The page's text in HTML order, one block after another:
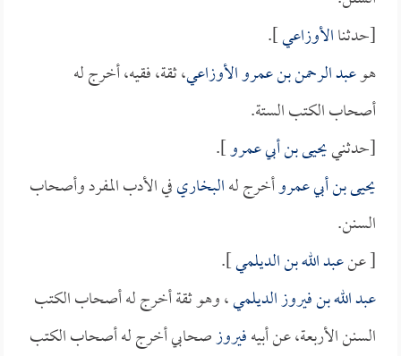
[حدثناالأوزاعي].
هوعبد الرحمن بن عمرو الأوزاعي، ثقة، فقيه، أخرج له
أصحاب الكتب الستة.
[حدثنييحيى بن أبي عمرو].
يحيى بن أبي عمروأخرج لهالبخاريفي الأدب المفرد وأصحاب
السنن.
[ عنعبد الله بن الديلمي].
عبد الله بن فيروز الديلمي، وهو ثقة أخرج له أصحاب الكتب
السنن الأربعة، عن أبيهفيروزصحابي أخرج له أصحاب الكتب